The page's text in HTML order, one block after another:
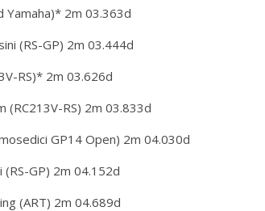
Yamaha)* 2m 03.363d
(RS-GP) 2m 03.444d
RS)* 2m 03.626d
(RC213V-RS) 2m 03.833d
GP14 Open) 2m 04.030d
(RS-GP) 2m 04.152d
(ART) 2m 04.689d